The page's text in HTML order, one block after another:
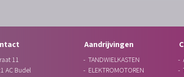
11
AC Budel
Aandrijvingen
TANDWIELKASTEN
ELEKTROMOTOREN